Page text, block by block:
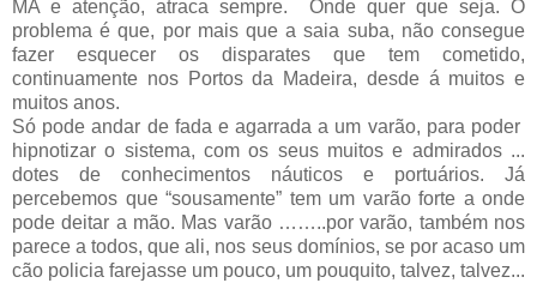
MA e atenção, atraca sempre. Onde quer que seja. O
problema é que, por mais que a saia suba, não consegue
fazer esquecer os disparates que tem cometido,
continuamente nos Portos da Madeira, desde á muitos e
muitos anos.
Só pode andar de fada e agarrada a um varão, para poder
hipnotizar o sistema, com os seus muitos e admirados ...
dotes de conhecimentos náuticos e portuários. Já
percebemos que “sousamente” tem um varão forte a onde
pode deitar a mão. Mas varão ……..por varão, também nos
parece a todos, que ali, nos seus domínios, se por acaso um
cão policia farejasse um pouco, um pouquito, talvez, talvez...